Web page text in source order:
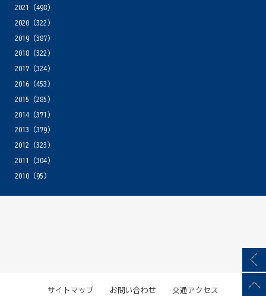
2021
(498)
2020(322)
2019(387)
2018(322)
2017(324)
2016(453)
2015 (285)
2014(371)
2013 (379)
2012 (323)
2011
(304)
2010(95)
サイトマップ お問い合わせ 交通アクセス